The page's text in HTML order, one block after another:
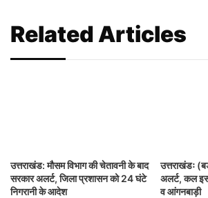
Related Articles
उत्तराखंड: मौसम विभाग की चेतावनी के बाद
सरकार अलर्ट, जिला प्रशासन को 24 घंटे
निगरानी के आदेश
उत्तराखंडः
अलर्ट, कल
व आंगनबाड़ी